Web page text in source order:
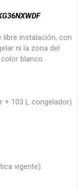
instalación, con
ni la zona del
blanco.
+ 103 L congelador).
vigente).